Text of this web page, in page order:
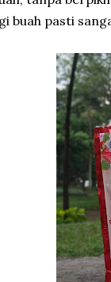
buah pasti